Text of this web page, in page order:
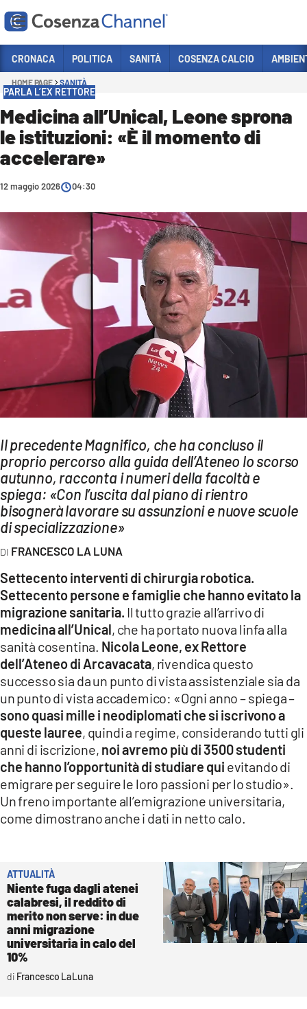
Sezioni
CRONACA
POLITICA
COSENZA CALCIO
ECONOMIA E LAVORO
CULTURA
AMBIENTE
LAC TV
LAC NETWORK
LAC ONAIR
LaC
Network
LACPLAY.IT
LACTV.IT
ILREGGINO.IT
COSENZACHANNEL.IT
ILVIBONESE.IT
CATANZAROCHANNEL.IT
LACAPITALENEWS.IT
App
ANDROID
APPLE
CRONACA POLITICA SANITÀ COSENZA CALCIO
HOME PAGE SANITÀ
PARLA L’EX RETTORE
Medicina all’Unical, Leone sprona
le istituzioni: «È il momento di
accelerare»
12 maggio 2026 04:30
Il precedente Magnifico, che ha concluso il
proprio percorso alla guida dell’Ateneo lo scorso
autunno, racconta i numeri della facoltà e
spiega: «Con l’uscita dal piano di rientro
bisognerà lavorare su assunzioni e nuove scuole
di specializzazione»
FRANCESCO LA LUNA
Settecento interventi di chirurgia robotica.
Settecento persone e famiglie che hanno evitato la
migrazione sanitaria. Il tutto grazie all’arrivo di
medicina all’Unical, che ha portato nuova linfa alla
sanità cosentina. Nicola Leone, ex Rettore
dell’Ateneo di Arcavacata, rivendica questo
successo sia da un punto di vista assistenziale sia da
un punto di vista accademico: «Ogni anno – spiega –
sono quasi mille i neodiplomati che si iscrivono a
queste lauree, quindi a regime, considerando tutti gli
anni di iscrizione, noi avremo più di 3500 studenti
che hanno l’opportunità di studiare qui evitando di
emigrare per seguire le loro passioni per lo studio».
Un freno importante all’emigrazione universitaria,
come dimostrano anche i dati in netto calo.
ATTUALITÀ
Niente fuga dagli atenei
calabresi, il reddito di
merito non serve: in due
anni migrazione
universitaria in calo del
10%
Francesco La Luna